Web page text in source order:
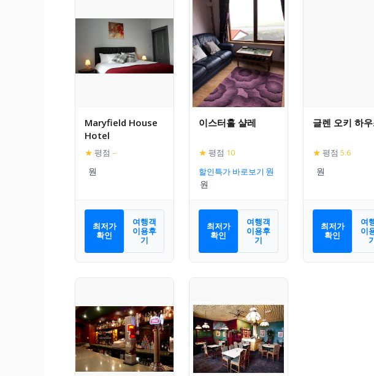
Maryfield House
Hotel
★ 평점 –
최저가
확인
여행객
이용후
기
이스터훌 샬레
★ 평점 10
할인특가 바로보기
최저가
확인
여행객
이용후
기
글렌 오키 하
★ 평점 5.6
최저가
확인
여
이